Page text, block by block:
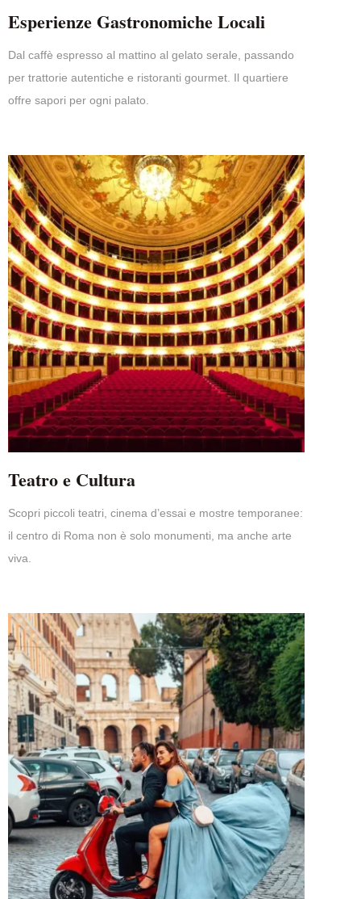
Esperienze Gastronomiche Locali
Dal caffè espresso al mattino al gelato serale, passando
per trattorie autentiche e ristoranti gourmet. Il quartiere
offre sapori per ogni palato.
Teatro e Cultura
Scopri piccoli teatri, cinema d’essai e mostre temporanee:
il centro di Roma non è solo monumenti, ma anche arte
viva.